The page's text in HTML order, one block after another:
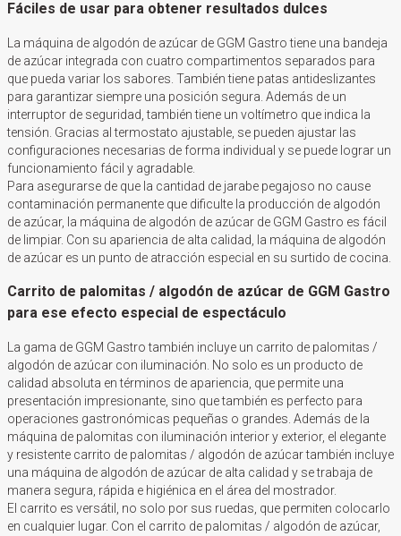
Fáciles de usar para obtener resultados dulces
La máquina de algodón de azúcar de GGM Gastro tiene una bandeja
de azúcar integrada con cuatro compartimentos separados para
que pueda variar los sabores. También tiene patas antideslizantes
para garantizar siempre una posición segura. Además de un
interruptor de seguridad, también tiene un voltímetro que indica la
tensión. Gracias al termostato ajustable, se pueden ajustar las
configuraciones necesarias de forma individual y se puede lograr un
funcionamiento fácil y agradable.
Para asegurarse de que la cantidad de jarabe pegajoso no cause
contaminación permanente que dificulte la producción de algodón
de azúcar, la máquina de algodón de azúcar de GGM Gastro es fácil
de limpiar. Con su apariencia de alta calidad, la máquina de algodón
de azúcar es un punto de atracción especial en su surtido de cocina.
Carrito de palomitas / algodón de azúcar de GGM Gastro
para ese efecto especial de espectáculo
La gama de GGM Gastro también incluye un carrito de palomitas /
algodón de azúcar con iluminación. No solo es un producto de
calidad absoluta en términos de apariencia, que permite una
presentación impresionante, sino que también es perfecto para
operaciones gastronómicas pequeñas o grandes. Además de la
máquina de palomitas con iluminación interior y exterior, el elegante
y resistente carrito de palomitas / algodón de azúcar también incluye
una máquina de algodón de azúcar de alta calidad y se trabaja de
manera segura, rápida e higiénica en el área del mostrador.
El carrito es versátil, no solo por sus ruedas, que permiten colocarlo
en cualquier lugar. Con el carrito de palomitas / algodón de azúcar,